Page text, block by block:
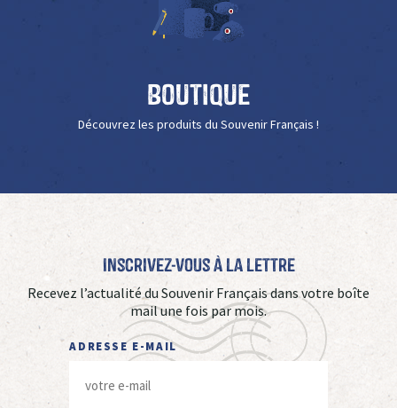
Boutique
Découvrez les produits du Souvenir Français !
Inscrivez-vous à La Lettre
Recevez l’actualité du Souvenir Français dans votre boîte
mail une fois par mois.
ADRESSE E-MAIL